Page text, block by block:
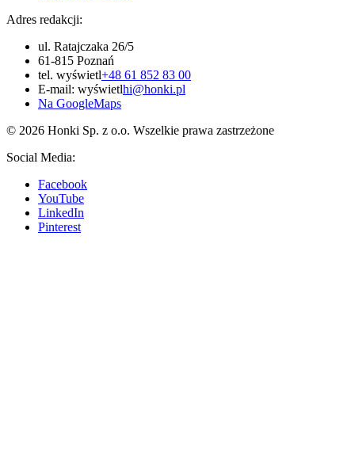
Adres redakcji:
ul. Ratajczaka 26/5
61-815 Poznań
tel. wyświetl+48 61 852 83 00
E-mail: wyświetlhi@honki.pl
Na GoogleMaps
© 2026 Honki Sp. z o.o. Wszelkie prawa zastrzeżone
Social Media:
Facebook
YouTube
LinkedIn
Pinterest